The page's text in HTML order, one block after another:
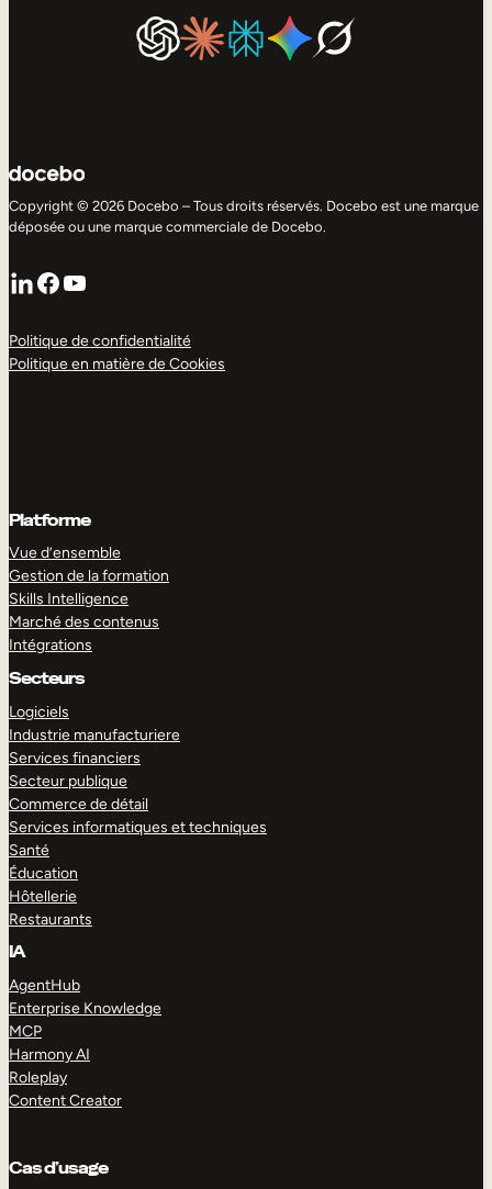
Copyright © 2026 Docebo – Tous droits réservés. Docebo est une marque
déposée ou une marque commerciale de Docebo.
LinkedIn
Facebook
YouTube
Politique de confidentialité
Politique en matière de Cookies
Platforme
Vue d’ensemble
Gestion de la formation
Skills Intelligence
Marché des contenus
Intégrations
Secteurs
Logiciels
Industrie manufacturiere
Services financiers
Secteur publique
Commerce de détail
Services informatiques et techniques
Santé
Éducation
Hôtellerie
Restaurants
IA
AgentHub
Enterprise Knowledge
MCP
Harmony AI
Roleplay
Content Creator
Cas d’usage